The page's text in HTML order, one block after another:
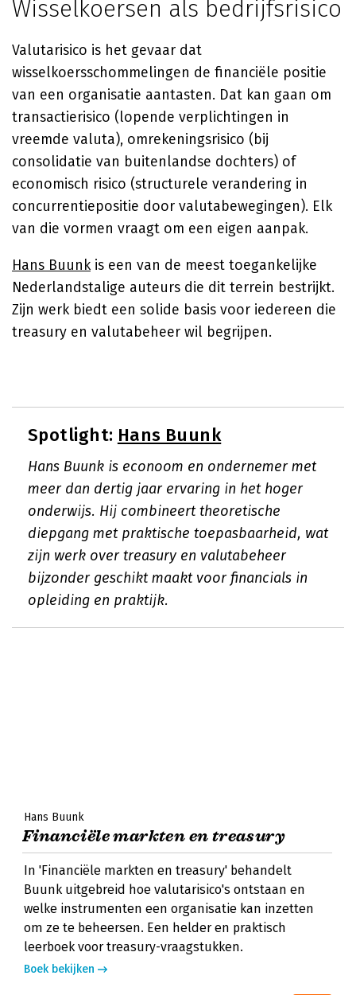
Wisselkoersen als bedrijfsrisico
Valutarisico is het gevaar dat
wisselkoersschommelingen de financiële positie
van een organisatie aantasten. Dat kan gaan om
transactierisico (lopende verplichtingen in
vreemde valuta), omrekeningsrisico (bij
consolidatie van buitenlandse dochters) of
economisch risico (structurele verandering in
concurrentiepositie door valutabewegingen). Elk
van die vormen vraagt om een eigen aanpak.
Hans Buunkis een van de meest toegankelijke
Nederlandstalige auteurs die dit terrein bestrijkt.
Zijn werk biedt een solide basis voor iedereen die
treasury en valutabeheer wil begrijpen.
Spotlight: Hans Buunk
Hans Buunk is econoom en ondernemer met
meer dan dertig jaar ervaring in het hoger
onderwijs. Hij combineert theoretische
diepgang met praktische toepasbaarheid, wat
zijn werk over treasury en valutabeheer
bijzonder geschikt maakt voor financials in
opleiding en praktijk.
Hans Buunk
Financiële markten en treasury
In 'Financiële markten en treasury' behandelt
Buunk uitgebreid hoe valutarisico's ontstaan en
welke instrumenten een organisatie kan inzetten
om ze te beheersen. Een helder en praktisch
leerboek voor treasury-vraagstukken.
Boek bekijken